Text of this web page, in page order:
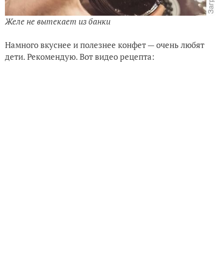
Желе не вытекает из банки
Намного вкуснее и полезнее конфет — очень любят
дети. Рекомендую. Вот видео рецепта: